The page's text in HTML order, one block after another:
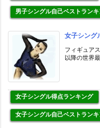
男子シングル自己ベストラン
女子シング
フィギュア
以降の世界
女子シングル得点ランキング
女子シングル自己ベストラン